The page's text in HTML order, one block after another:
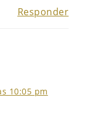
Responder
10:05 pm